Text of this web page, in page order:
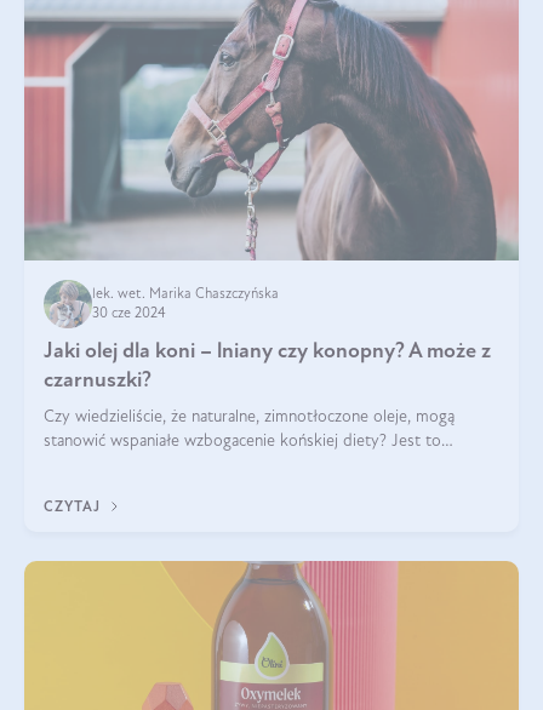
lek. wet. Marika Chaszczyńska
30 cze 2024
Jaki olej dla koni – lniany czy konopny? A może z
czarnuszki?
Czy wiedzieliście, że naturalne, zimnotłoczone oleje, mogą
stanowić wspaniałe wzbogacenie końskiej diety? Jest to
CZYTAJ